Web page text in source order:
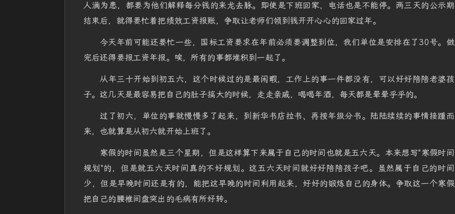
人满为患，都要为他们解释每分钱的来龙去脉。即使是下班回家，电话也是不能停。两三天的公示期
结束后，就得要忙着把绩效工资报账，争取让老师们领到钱开开心心的回家过年。
今天年前可能还要忙一些，国标工资要求在年前必须要调整到位，我们单位是安排在了30号。做
完后还得要报工资年报。唉，所有的事都堆积到一起了。
从年三十开始到初五六，这个时候过的是最闲暇，工作上的事一件都没有，可以好好陪陪老婆孩
子。这几天是最容易把自己的肚子搞大的时候，走走亲戚，喝喝年酒，每天都是晕晕乎乎的。
过了初六，单位的事就慢慢多了起来，到新华书店拉书、再按年级分书。陆陆续续的事情接踵而
来，也就算是从初六就开始上班了。
寒假的时间虽然是三个星期，但是这样算下来属于自己的时间也就是五六天。本来想写"寒假时间
规划"的，但是就五六天时间真的不好规划。这五六天时间就好好陪陪孩子吧。虽然属于自己的时间
少，但是早晚时间还是有的，能把这早晚的时间利用起来，好好的锻炼自己的身体。争取这一个寒假
把自己的腰椎间盘突出的毛病有所好转。